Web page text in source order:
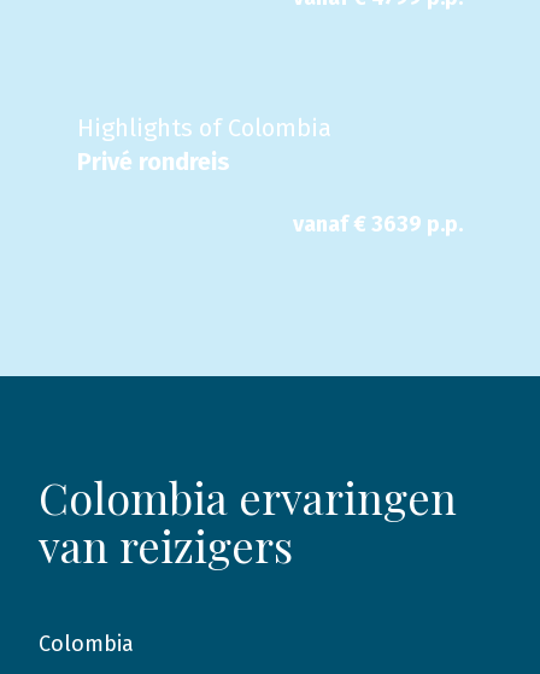
Highlights of Colombia
Privé rondreis
vanaf € 3639 p.p.
Colombia ervaringen
van reizigers
2022
Colombia